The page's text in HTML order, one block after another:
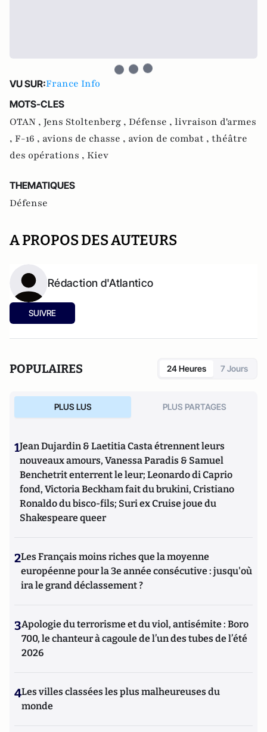
VU SUR:France Info
MOTS-CLES
OTAN , Jens Stoltenberg , Défense , livraison d'armes
, F-16 , avions de chasse , avion de combat , théâtre
des opérations , Kiev
THEMATIQUES
Défense
A PROPOS DES AUTEURS
Rédaction d'Atlantico
SUIVRE
POPULAIRES 24 Heures 7 Jours
PLUS LUS PLUS PARTAGES
1Jean Dujardin & Laetitia Casta étrennent leurs
nouveaux amours, Vanessa Paradis & Samuel
Benchetrit enterrent le leur; Leonardo di Caprio
fond, Victoria Beckham fait du brukini, Cristiano
Ronaldo du bisco-fils; Suri ex Cruise joue du
Shakespeare queer
2Les Français moins riches que la moyenne
européenne pour la 3e année consécutive : jusqu'où
ira le grand déclassement ?
3Apologie du terrorisme et du viol, antisémite : Boro
700, le chanteur à cagoule de l’un des tubes de l’été
2026
4Les villes classées les plus malheureuses du
monde